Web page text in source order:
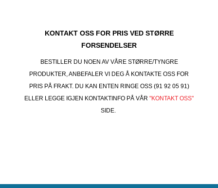
KONTAKT OSS FOR PRIS VED STØRRE
FORSENDELSER
BESTILLER DU NOEN AV VÅRE STØRRE/TYNGRE
PRODUKTER, ANBEFALER VI DEG Å KONTAKTE OSS FOR
PRIS PÅ FRAKT. DU KAN ENTEN RINGE OSS (91 92 05 91)
ELLER LEGGE IGJEN KONTAKTINFO PÅ VÅR "KONTAKT OSS"
SIDE.